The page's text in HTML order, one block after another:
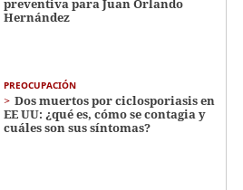
preventiva para Juan Orlando
Hernández
PREOCUPACIÓN
Dos muertos por ciclosporiasis en
EE UU: ¿qué es, cómo se contagia y
cuáles son sus síntomas?